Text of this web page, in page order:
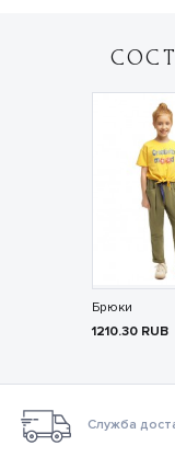
Брюки
1210.30 RUB
Служба